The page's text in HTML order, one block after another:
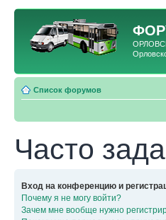
Список форумов
Часто
Вход на конференцию и
Почему я не могу войти?
Зачем мне вообще нужно